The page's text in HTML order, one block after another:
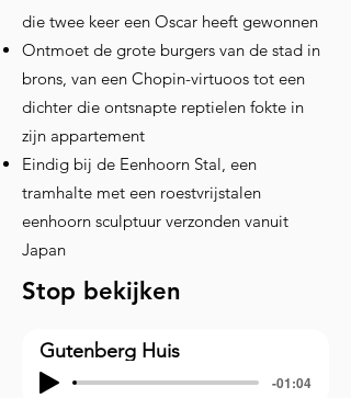
die twee keer een Oscar heeft gewonnen
Ontmoet de grote burgers van de stad in
brons, van een Chopin-virtuoos tot een
dichter die ontsnapte reptielen fokte in
zijn appartement
Eindig bij de Eenhoorn Stal, een
tramhalte met een roestvrijstalen
eenhoorn sculptuur verzonden vanuit
Japan
Stop bekijken
Gutenberg Huis
-01:04